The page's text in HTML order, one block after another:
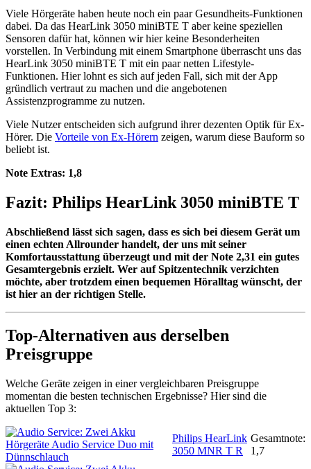
Viele Hörgeräte haben heute noch ein paar Gesundheits-Funktionen
dabei. Da das HearLink 3050 miniBTE T aber keine speziellen
Sensoren dafür hat, können wir hier keine Besonderheiten
vorstellen. In Verbindung mit einem Smartphone überrascht uns das
HearLink 3050 miniBTE T mit ein paar netten Lifestyle-
Funktionen. Hier lohnt es sich auf jeden Fall, sich mit der App
gründlich vertraut zu machen und die angebotenen
Assistenzprogramme zu nutzen.
Viele Nutzer entscheiden sich aufgrund ihrer dezenten Optik für Ex-
Hörer. Die Vorteile von Ex-Hörern zeigen, warum diese Bauform so
beliebt ist.
Note Extras: 1,8
Fazit: Philips HearLink 3050 miniBTE T
Abschließend lässt sich sagen, dass es sich bei diesem Gerät um
einen echten Allrounder handelt, der uns mit seiner
Komfortausstattung überzeugt und mit der Note 2,31 ein gutes
Gesamtergebnis erzielt. Wer auf Spitzentechnik verzichten
möchte, aber trotzdem einen bequemen Höralltag wünscht, der
ist hier an der richtigen Stelle.
Top-Alternativen aus derselben
Preisgruppe
Welche Geräte zeigen in einer vergleichbaren Preisgruppe
momentan die besten technischen Ergebnisse? Hier sind die
aktuellen Top 3:
Philips HearLink
3050 MNR T R
Gesamtnote:
1,7